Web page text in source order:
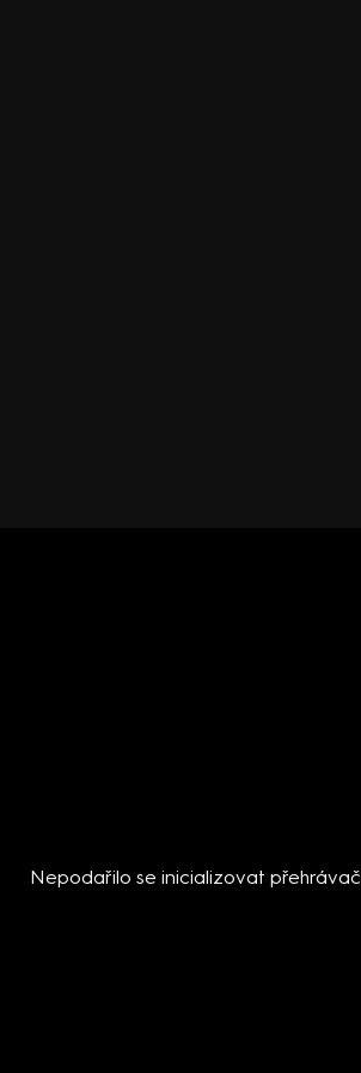
Nepodařilo se inicializovat přehrávač